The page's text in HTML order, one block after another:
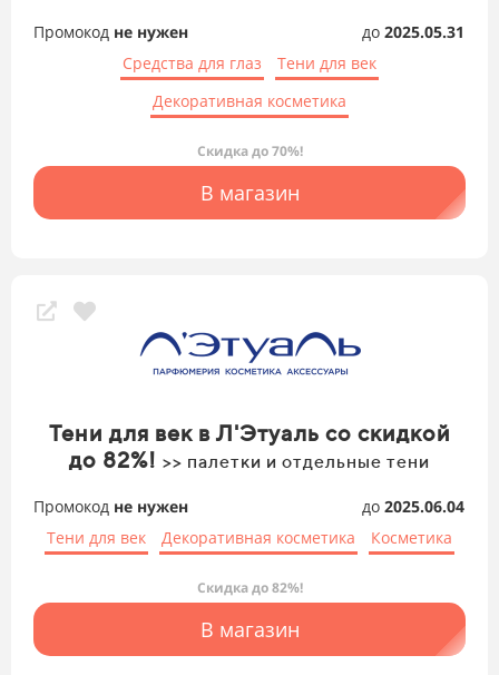
Промокод не нужен до 2025.05.31
Средства для глаз
Тени для век
Декоративная косметика
Скидка до 70%!
В магазин
Тени для век в Л'Этуаль со скидкой
до 82%! >> палетки и отдельные тени
Промокод не нужен до 2025.06.04
Тени для век
Декоративная косметика Косметика
Скидка до 82%!
В магазин